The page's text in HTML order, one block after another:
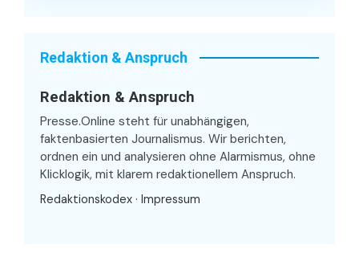
Redaktion & Anspruch
Redaktion & Anspruch
Presse.Online steht für unabhängigen,
faktenbasierten Journalismus. Wir berichten,
ordnen ein und analysieren ohne Alarmismus, ohne
Klicklogik, mit klarem redaktionellem Anspruch.
Redaktionskodex · Impressum